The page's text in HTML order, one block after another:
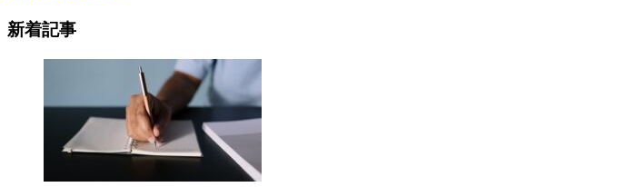
新着記事